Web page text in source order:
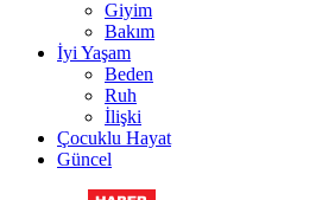
Giyim
Bakım
İyi Yaşam
Beden
Ruh
İlişki
Çocuklu Hayat
Güncel